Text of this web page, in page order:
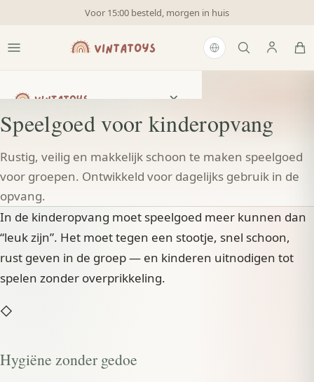
Veilig en eenvoudig schoon te maken
×
Speelgoed
Voor kinderopvang
Mijn account
NederlandsDeutsch
VINTATOYS
Speelgoed voor kinderopvang
Rustig, veilig en makkelijk schoon te maken speelgoed
voor groepen. Ontwikkeld voor dagelijks gebruik in de
opvang.
In de kinderopvang moet speelgoed meer kunnen dan
“leuk zijn”. Het moet tegen een stootje, snel schoon,
rust geven in de groep — en kinderen uitnodigen tot
spelen zonder overprikkeling.
◇
Hygiëne zonder gedoe